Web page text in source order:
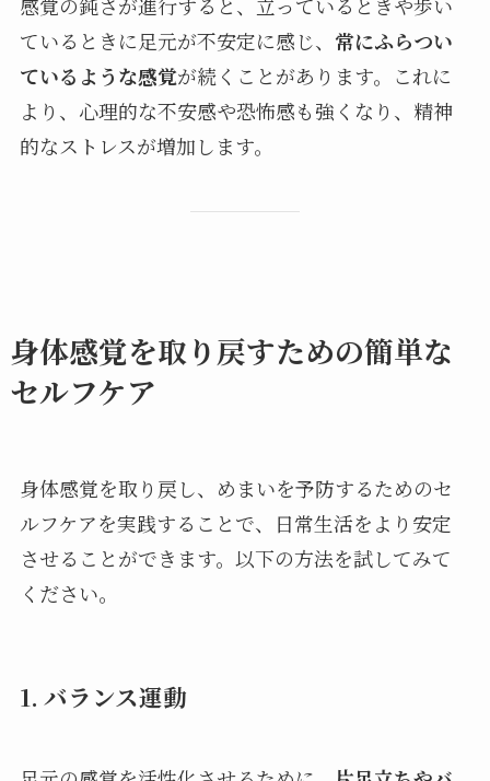
ているときに足元が不安定に感じ、 常にふらつい
ているような感覚が続くことがあります。これに
より、心理的な不安感や恐怖感も強くなり、精神
的なストレスが増加します。
身体感覚を取り戻すための簡単な
セルフケア
身体感覚を取り戻し、めまいを予防するためのセ
ルフケアを実践することで、日常生活をより安定
させることができます。以下の方法を試してみて
ください。
1. バランス運動